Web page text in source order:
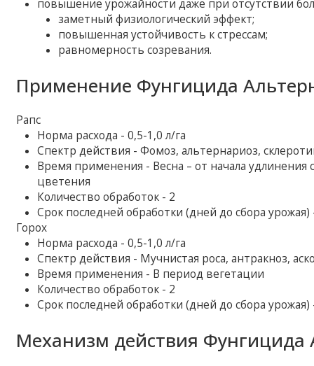
повышение урожайности даже при отсутствии
заметный физиологический эффект;
повышенная устойчивость к стрессам;
равномерность созревания.
Применение Фунгицида
Рапс
Норма расхода - 0,5-1,0 л/га
Спектр действия - Фомоз, альтернариоз,
Время применения - Весна – от начала
цветения
Количество обработок - 2
Срок последней обработки (дней до сбора урожая)
Горох
Норма расхода - 0,5-1,0 л/га
Спектр действия - Мучнистая роса, антракноз,
Время применения - В период вегетации
Количество обработок - 2
Срок последней обработки (дней до сбора урожая)
Механизм действия Фунгицида